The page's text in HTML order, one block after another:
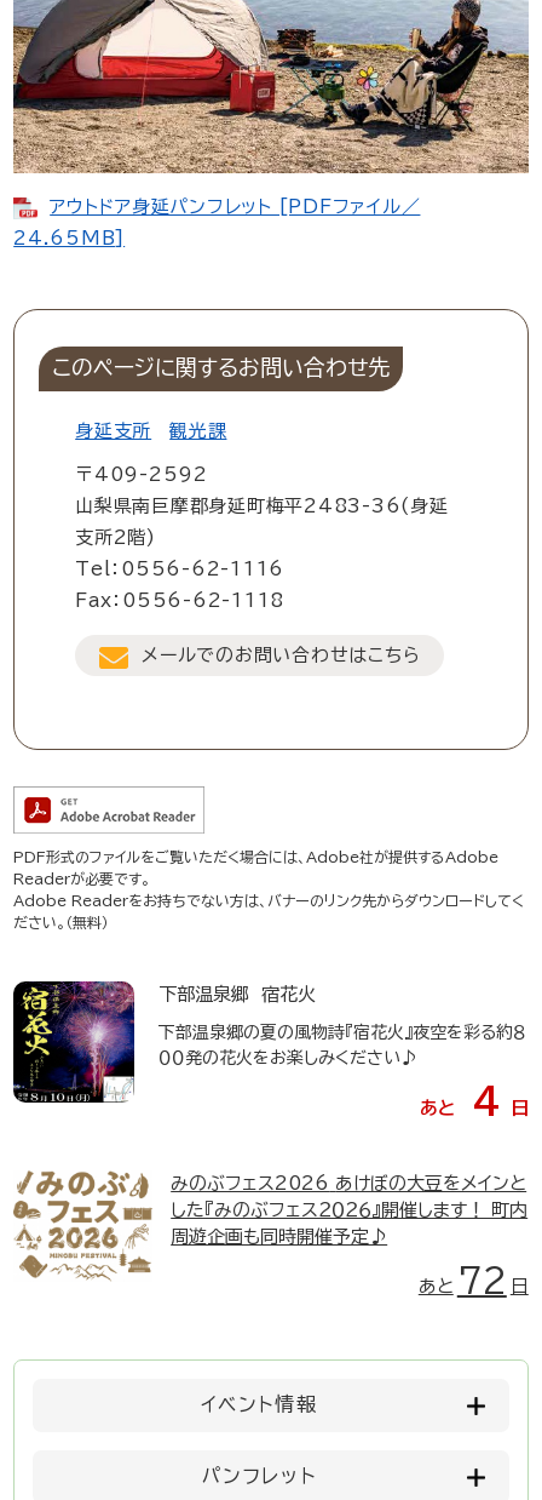
アウトドア身延パンフレット [PDFファイル／
24.65MB]​
このページに関するお問い合わせ先
身延支所 観光課
〒409-2592
山梨県南巨摩郡身延町梅平2483-36(身延
支所2階)
Tel：0556-62-1116
Fax：0556-62-1118
メールでのお問い合わせはこちら
PDF形式のファイルをご覧いただく場合には、Adobe社が提供するAdobe
Readerが必要です。
Adobe Readerをお持ちでない方は、バナーのリンク先からダウンロードしてく
ださい。（無料）
下部温泉郷 宿花火
下部温泉郷の夏の風物詩『宿花火』夜空を彩る約８
００発の花火をお楽しみください♪
あと 4 日
みのぶフェス2026 あけぼの大豆をメインと
した『みのぶフェス２０２６』開催します！ 町内
周遊企画も同時開催予定♪
あと 72 日
イベント情報
パンフレット